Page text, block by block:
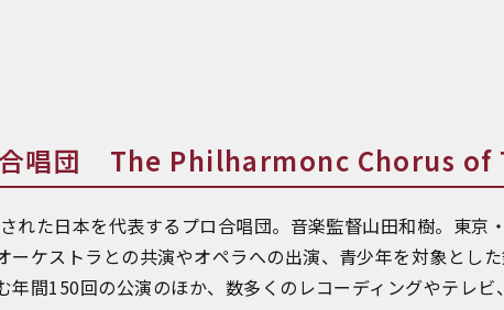
唱団 The Philharmonc Chorus of
れた日本を代表するプロ合唱団。音楽監督山田和樹。東京
ーケストラとの共演やオペラへの出演、青少年を対象とした
年間150回の公演のほか、数多くのレコーディングやテレビ